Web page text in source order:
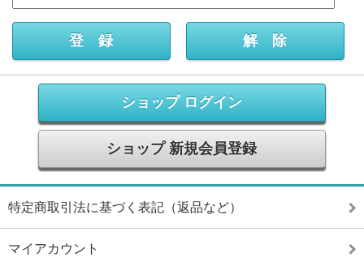
ショップ ログイン
ショップ 新規会員登録
特定商取引法に基づく表記（返品など）
マイアカウント